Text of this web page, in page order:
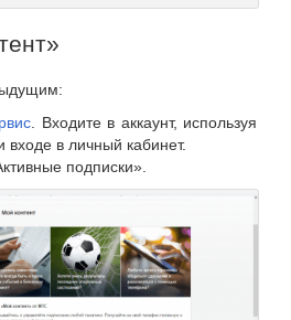
. Входите в аккаунт, используя
в личный кабинет.
подписки».